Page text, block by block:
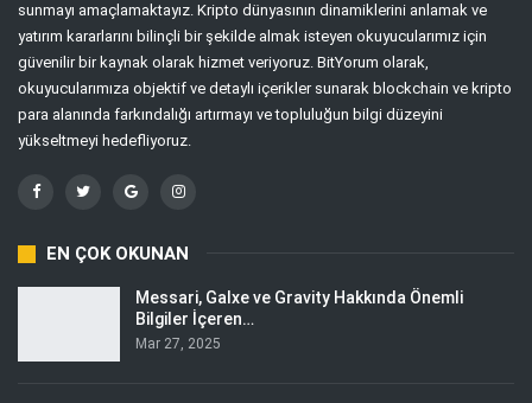
sunmayı amaçlamaktayız. Kripto dünyasının dinamiklerini anlamak ve
yatırım kararlarını bilinçli bir şekilde almak isteyen okuyucularımız için
güvenilir bir kaynak olarak hizmet veriyoruz. BitYorum olarak,
okuyucularımıza objektif ve detaylı içerikler sunarak blockchain ve kripto
para alanında farkındalığı artırmayı ve topluluğun bilgi düzeyini
yükseltmeyi hedefliyoruz.
EN ÇOK OKUNAN
Messari, Galxe ve Gravity Hakkında Önemli
Bilgiler İçeren…
Mar 27, 2025